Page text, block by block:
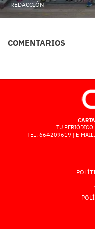
REDACCIÓN
COMENTARIOS
TU
TEL: 664209619 | E-MAIL: